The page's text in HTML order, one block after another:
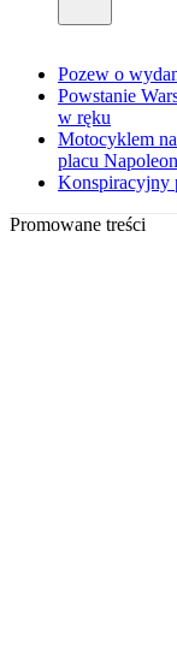
Pozew o
Powstanie
w ręku
Motocyklem
placu
Konspiracyjny
Promowane treści